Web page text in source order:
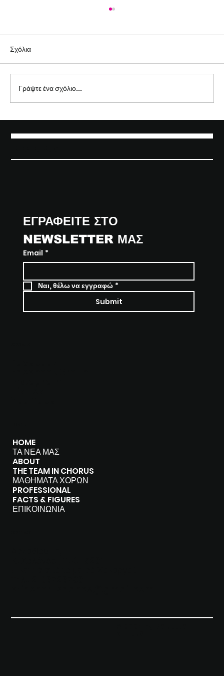
παραδοσιακοί χοροί επιστρέφουν στο
Σχόλια
Γράψτε ένα σχόλιο...
ΕΓΡΑΦΕΙΤΕ ΣΤΟ
NEWSLETTER ΜΑΣ
Email *
Ναι, θέλω να εγγραφώ *
Submit
HOME
ΤΑ ΝΕΑ ΜΑΣ
ABOUT
THE TEAM IN CHORUS
ΜΑΘΗΜΑΤΑ ΧΟΡΩΝ
PROFESSIONAL
FACTS & FIGURES
ΕΠΙΚΟΙΝΩΝΙΑ